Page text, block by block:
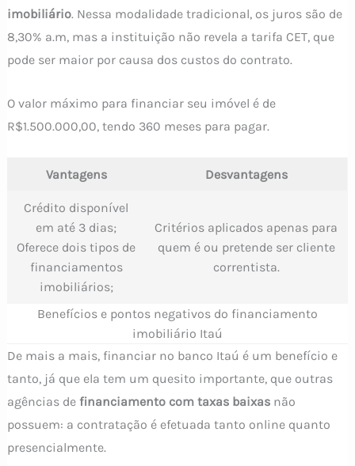
imobiliário. Nessa modalidade tradicional, os juros são de
8,30% a.m, mas a instituição não revela a tarifa CET, que
pode ser maior por causa dos custos do contrato.
O valor máximo para financiar seu imóvel é de
R$1.500.000,00, tendo 360 meses para pagar.
Vantagens Desvantagens
Crédito disponível
em até 3 dias;
Oferece dois tipos de
financiamentos
imobiliários;
Critérios aplicados apenas para
quem é ou pretende ser cliente
correntista.
Benefícios e pontos negativos do financiamento
imobiliário Itaú
De mais a mais, financiar no banco Itaú é um benefício e
tanto, já que ela tem um quesito importante, que outras
agências de financiamento com taxas baixasnão
possuem: a contratação é efetuada tanto online quanto
presencialmente.